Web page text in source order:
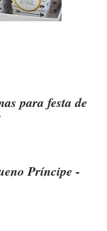
para festa de
Príncipe -